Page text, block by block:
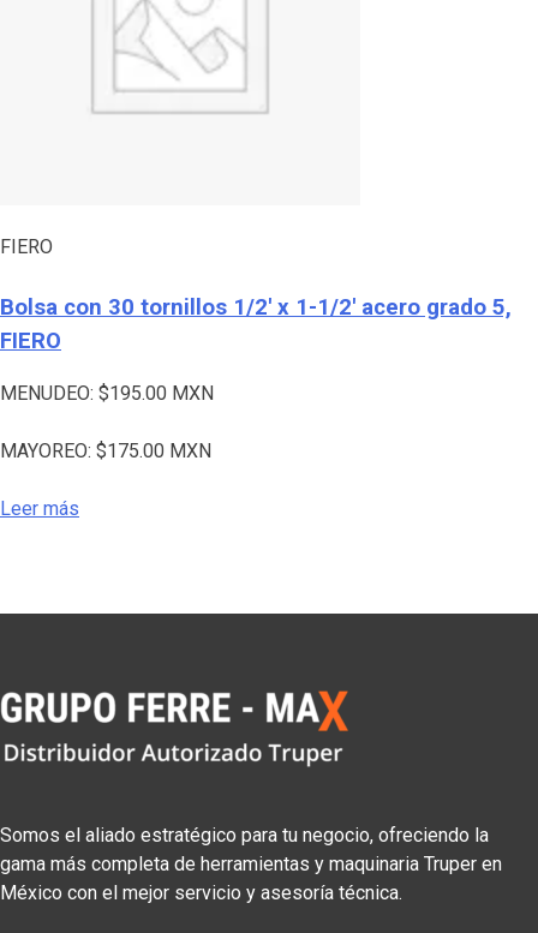
FIERO
Bolsa con 30 tornillos 1/2′ x 1-1/2′ acero grado 5,
FIERO
MENUDEO: $195.00 MXN
MAYOREO: $175.00 MXN
Leer más
Somos el aliado estratégico para tu negocio, ofreciendo la
gama más completa de herramientas y maquinaria Truper en
México con el mejor servicio y asesoría técnica.